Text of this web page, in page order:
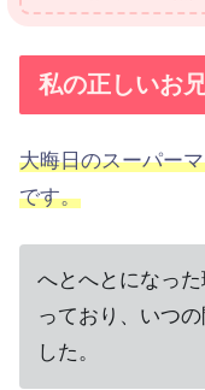
私の正しいお
大晦日のスーパー
です。
へとへとになっ
っており、いつ
した。